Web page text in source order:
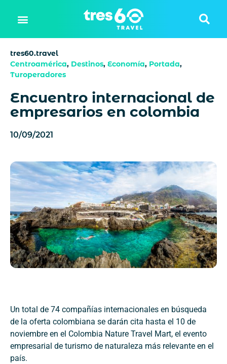
tres60.travel
Centroamérica, Destinos, Economía, Portada,
Turoperadores
Encuentro internacional de
empresarios en colombia
10/09/2021
Un total de 74 compañías internacionales en búsqueda
de la oferta colombiana se darán cita hasta el 10 de
noviembre en el Colombia Nature Travel Mart, el evento
empresarial de turismo de naturaleza más relevante en el
país.